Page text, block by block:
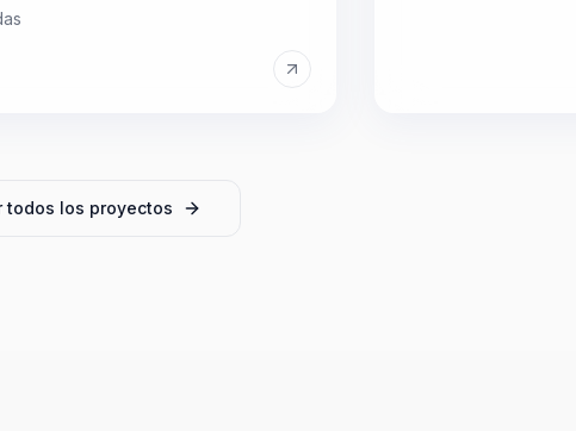
todos los proyectos